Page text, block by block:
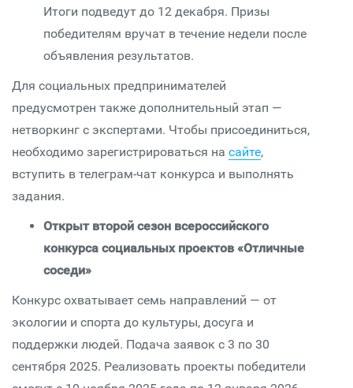
Итоги подведут до 12 декабря. Призы
победителям вручат в течение недели после
объявления результатов.
Для социальных предпринимателей
предусмотрен также дополнительный этап —
нетворкинг с экспертами. Чтобы присоединиться,
необходимо зарегистрироваться на сайте,
вступить в телеграм-чат конкурса и выполнять
задания.
Открыт второй сезон всероссийского
конкурса социальных проектов «Отличные
соседи»
Конкурс охватывает семь направлений — от
экологии и спорта до культуры, досуга и
поддержки людей. Подача заявок с 3 по 30
сентября 2025. Реализовать проекты победители